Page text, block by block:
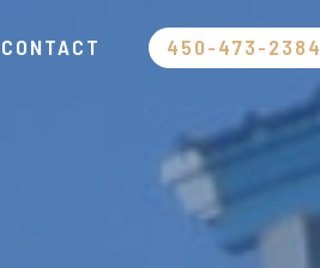
CONTACT 450-473-2384